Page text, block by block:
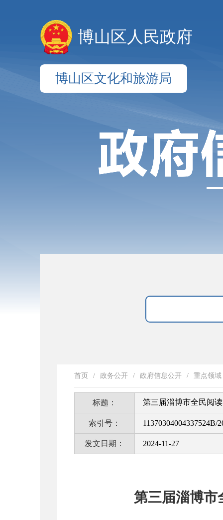
博山区人民政府
博山区文化和旅游局
首页 / 政务公开 / 政府信息公开 / 重点领域
标题： 第三届淄博市全民阅
索引号： 11370304004337524B/
发文日期： 2024-11-27
第三届淄博市